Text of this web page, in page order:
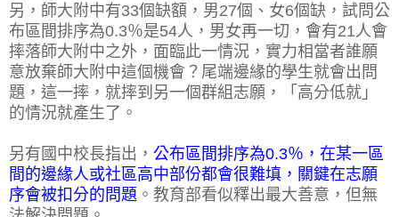
另，師大附中有33個缺額，男27個、女6個缺，試問公
布區間排序為0.3％是54人，男女再一切，會有21人會
摔落師大附中之外，面臨此一情況，實力相當者誰願
意放棄師大附中這個機會？尾端邊緣的學生就會出問
題，這一摔，就摔到另一個群組志願，「高分低就」
的情況就產生了。
另有國中校長指出， 公布區間排序為0.3％，在某一區
間的邊緣人或社區高中部份都會很難填，關鍵在志願
序會被扣分的問題 。教育部看似釋出最大善意，但無